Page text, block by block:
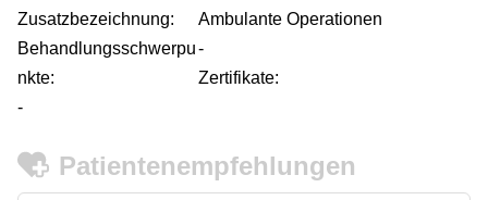
Zusatzbezeichnung:
Ambulante Operationen
Behandlungsschwerpu
nkte:
-
Zertifikate:
-
Patientenempfehlungen